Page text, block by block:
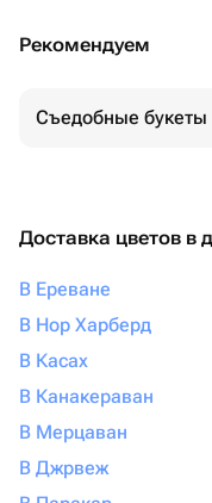
Рекомендуем
Съедобные букеты
Доставка цветов в
В Ереване
В Нор Харберд
В Касах
В Канакераван
В Мерцаван
В Джрвеж